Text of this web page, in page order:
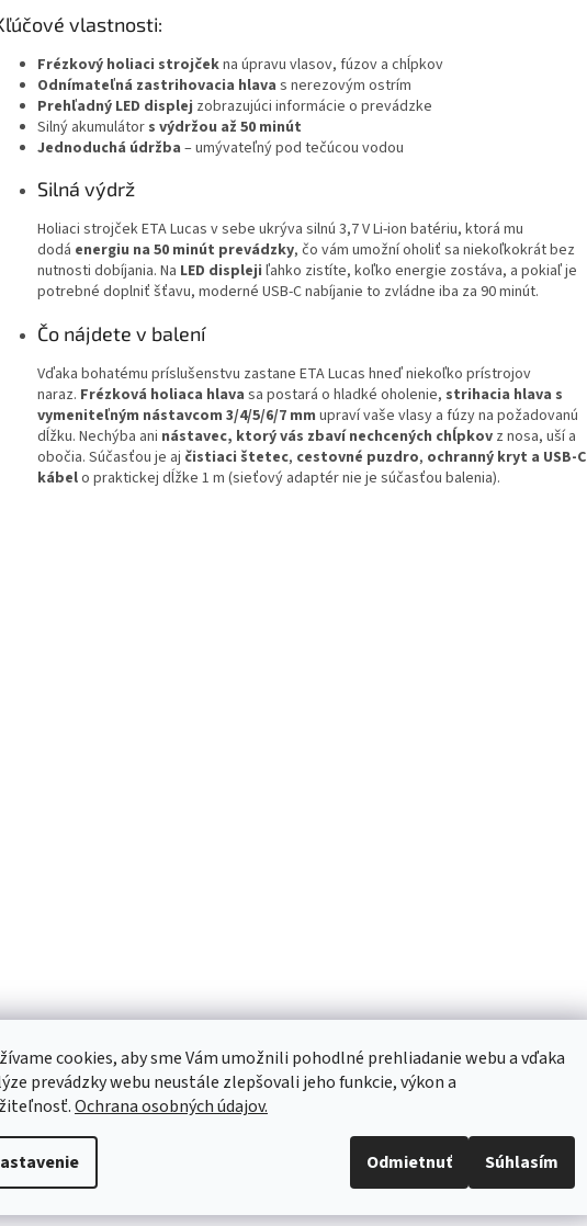
cookies, aby sme Vám umožnili pohodlné prehliadanie webu a vďaka
prevádzky webu neustále zlepšovali jeho funkcie, výkon a
Ochrana osobných údajov.
Odmietnuť Súhlasím
vlastnosti:
Frézkový holiaci strojčekna úpravu vlasov, fúzov a chĺpkov
Odnímateľná zastrihovacia hlava s nerezovým ostrím
Prehľadný LED displej zobrazujúci informácie o prevádzke
Silný akumulátor s výdržou až 50 minút
Jednoduchá údržba – umývateľný pod tečúcou vodou
Silná výdrž
Holiaci strojček ETA Lucas v sebe ukrýva silnú 3,7 V Li-ion batériu, ktorá mu
dodá energiu na 50 minút prevádzky, čo vám umožní oholiť sa niekoľkokrát bez
nutnosti dobíjania. Na LED displeji ľahko zistíte, koľko energie zostáva, a pokiaľ je
potrebné doplniť šťavu, moderné USB-C nabíjanie to zvládne iba za 90 minút.
Čo nájdete v balení
Vďaka bohatému príslušenstvu zastane ETA Lucas hneď niekoľko prístrojov
naraz. Frézková holiaca hlava sa postará o hladké oholenie, strihacia hlava s
vymeniteľným nástavcom 3/4/5/6/7 mm upraví vaše vlasy a fúzy na požadovanú
dĺžku. Nechýba ani nástavec, ktorý vás zbaví nechcených chĺpkov z nosa, uší a
obočia. Súčasťou je aj čistiaci štetec, cestovné puzdro, ochranný kryt a USB-C
kábelo praktickej dĺžke 1 m (sieťový adaptér nie je súčasťou balenia).